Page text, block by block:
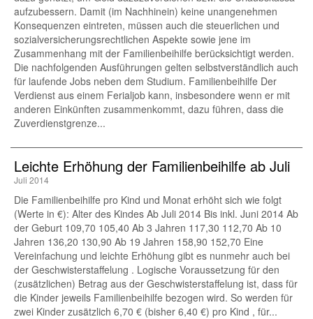
aufzubessern. Damit (im Nachhinein) keine unangenehmen
Konsequenzen eintreten, müssen auch die steuerlichen und
sozialversicherungsrechtlichen Aspekte sowie jene im
Zusammenhang mit der Familienbeihilfe berücksichtigt werden.
Die nachfolgenden Ausführungen gelten selbstverständlich auch
für laufende Jobs neben dem Studium. Familienbeihilfe Der
Verdienst aus einem Ferialjob kann, insbesondere wenn er mit
anderen Einkünften zusammenkommt, dazu führen, dass die
Zuverdienstgrenze...
Leichte Erhöhung der Familienbeihilfe ab Juli
Juli 2014
Die Familienbeihilfe pro Kind und Monat erhöht sich wie folgt
(Werte in €): Alter des Kindes Ab Juli 2014 Bis inkl. Juni 2014 Ab
der Geburt 109,70 105,40 Ab 3 Jahren 117,30 112,70 Ab 10
Jahren 136,20 130,90 Ab 19 Jahren 158,90 152,70 Eine
Vereinfachung und leichte Erhöhung gibt es nunmehr auch bei
der Geschwisterstaffelung . Logische Voraussetzung für den
(zusätzlichen) Betrag aus der Geschwisterstaffelung ist, dass für
die Kinder jeweils Familienbeihilfe bezogen wird. So werden für
zwei Kinder zusätzlich 6,70 € (bisher 6,40 €) pro Kind , für...